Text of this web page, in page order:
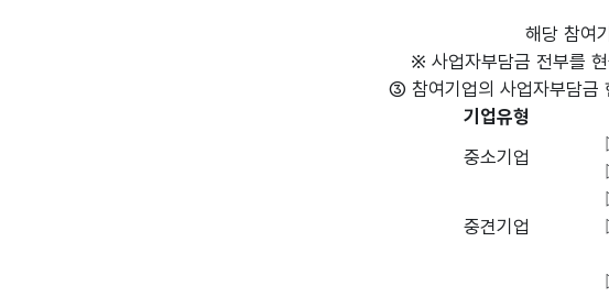
해당 참여
※ 사업자부담금 전부를 현
③ 참여기업의 사업자부담금
기업유형
중소기업
중견기업